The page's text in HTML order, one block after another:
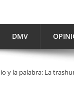
DMV
y la palabra: La